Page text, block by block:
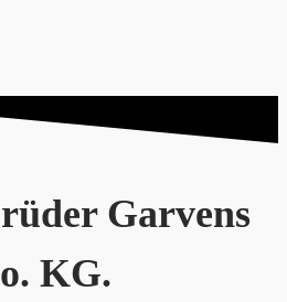
Garvens
KG.